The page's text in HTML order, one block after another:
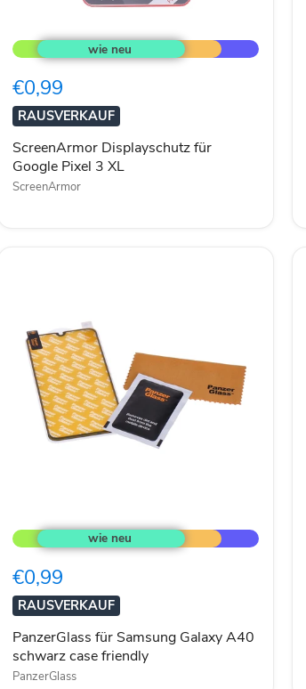
Displayschutz
für
Pixel
3
XL
€0,99
RAUSVERKAUF
ScreenArmor Displayschutz für
Google Pixel 3 XL
ScreenArmor
für
Samsung
A40
schwarz
case
friendly
€0,99
RAUSVERKAUF
PanzerGlass für Samsung Galaxy A40
schwarz case friendly
PanzerGlass